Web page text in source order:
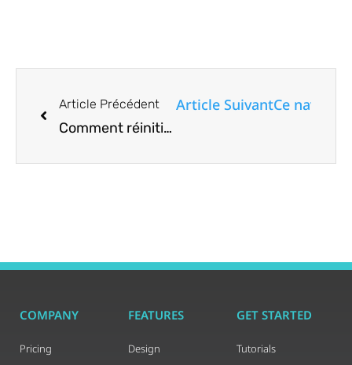
Article Précédent
Comment réinitialiser complètement Microsoft Edge
Article SuivantCe
COMPANY
Pricing
FEATURES
Design
GET STARTED
Tutorials